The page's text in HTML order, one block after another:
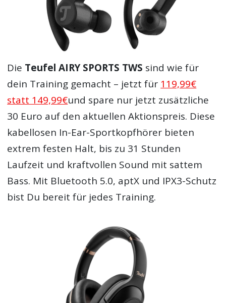
Die Teufel AIRY SPORTS TWS sind wie für
dein Training gemacht – jetzt für 119,99€
statt 149,99€und spare nur jetzt zusätzliche
30 Euro auf den aktuellen Aktionspreis. Diese
kabellosen In-Ear-Sportkopfhörer bieten
extrem festen Halt, bis zu 31 Stunden
Laufzeit und kraftvollen Sound mit sattem
Bass. Mit Bluetooth 5.0, aptX und IPX3-Schutz
bist Du bereit für jedes Training.